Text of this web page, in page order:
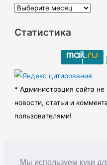
Мы используем куки
А
х
ы
Статистика
* Администрация сайта не
новости, статьи и
пользователями!